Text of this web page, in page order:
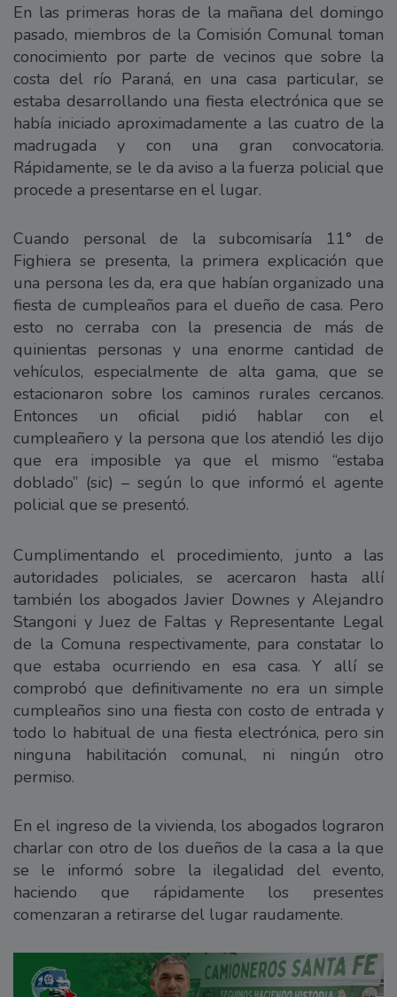
En las primeras horas de la mañana del domingo
pasado, miembros de la Comisión Comunal toman
conocimiento por parte de vecinos que sobre la
costa del río Paraná, en una casa particular, se
estaba desarrollando una fiesta electrónica que se
había iniciado aproximadamente a las cuatro de la
madrugada y con una gran convocatoria.
Rápidamente, se le da aviso a la fuerza policial que
procede a presentarse en el lugar.
Cuando personal de la subcomisaría 11° de
Fighiera se presenta, la primera explicación que
una persona les da, era que habían organizado una
fiesta de cumpleaños para el dueño de casa. Pero
esto no cerraba con la presencia de más de
quinientas personas y una enorme cantidad de
vehículos, especialmente de alta gama, que se
estacionaron sobre los caminos rurales cercanos.
Entonces un oficial pidió hablar con el
cumpleañero y la persona que los atendió les dijo
que era imposible ya que el mismo “estaba
doblado” (sic) – según lo que informó el agente
policial que se presentó.
Cumplimentando el procedimiento, junto a las
autoridades policiales, se acercaron hasta allí
también los abogados Javier Downes y Alejandro
Stangoni y Juez de Faltas y Representante Legal
de la Comuna respectivamente, para constatar lo
que estaba ocurriendo en esa casa. Y allí se
comprobó que definitivamente no era un simple
cumpleaños sino una fiesta con costo de entrada y
todo lo habitual de una fiesta electrónica, pero sin
ninguna habilitación comunal, ni ningún otro
permiso.
En el ingreso de la vivienda, los abogados lograron
charlar con otro de los dueños de la casa a la que
se le informó sobre la ilegalidad del evento,
haciendo que rápidamente los presentes
comenzaran a retirarse del lugar raudamente.